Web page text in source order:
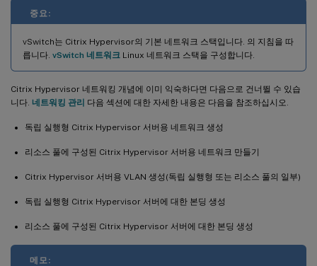
중요:
vSwitch는 Citrix Hypervisor의 기본 네트워크 스택입니다. 의 지침을 따
릅니다. vSwitch 네트워크 Linux 네트워크 스택을 구성합니다.
Citrix Hypervisor 네트워킹 개념에 이미 익숙하다면 다음으로 건너뛸 수 있습
니다. 네트워킹 관리 다음 섹션에 대한 자세한 내용은 다음을 참조하십시오.
독립 실행형 Citrix Hypervisor 서버용 네트워크 생성
리소스 풀에 구성된 Citrix Hypervisor 서버용 네트워크 만들기
Citrix Hypervisor 서버용 VLAN 생성(독립 실행형 또는 리소스 풀의 일부)
독립 실행형 Citrix Hypervisor 서버에 대한 본딩 생성
리소스 풀에 구성된 Citrix Hypervisor 서버에 대한 본딩 생성
메모: